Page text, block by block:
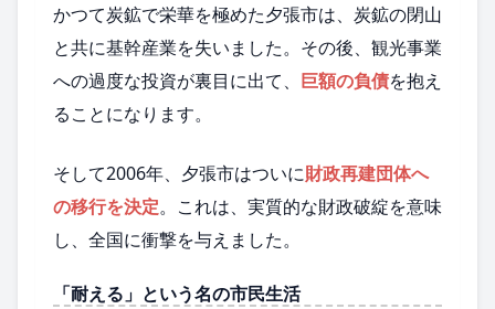
かつて炭鉱で栄華を極めた夕張市は、炭鉱の閉山
と共に基幹産業を失いました。その後、観光事業
への過度な投資が裏目に出て、 巨額の負債を抱え
ることになります。
そして2006年、夕張市はついに財政再建団体へ
の移行を決定。これは、実質的な財政破綻を意味
し、全国に衝撃を与えました。
「耐える」という名の市民生活